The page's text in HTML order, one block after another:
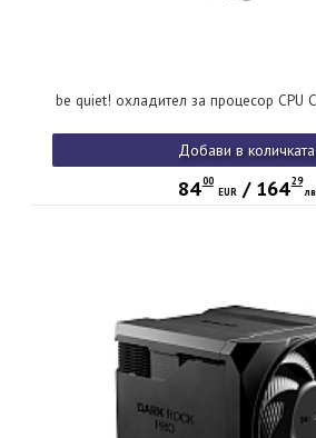
be quiet! охладител за процесор CPU
Добави в количката
84 00
EUR/ 164 29
лв